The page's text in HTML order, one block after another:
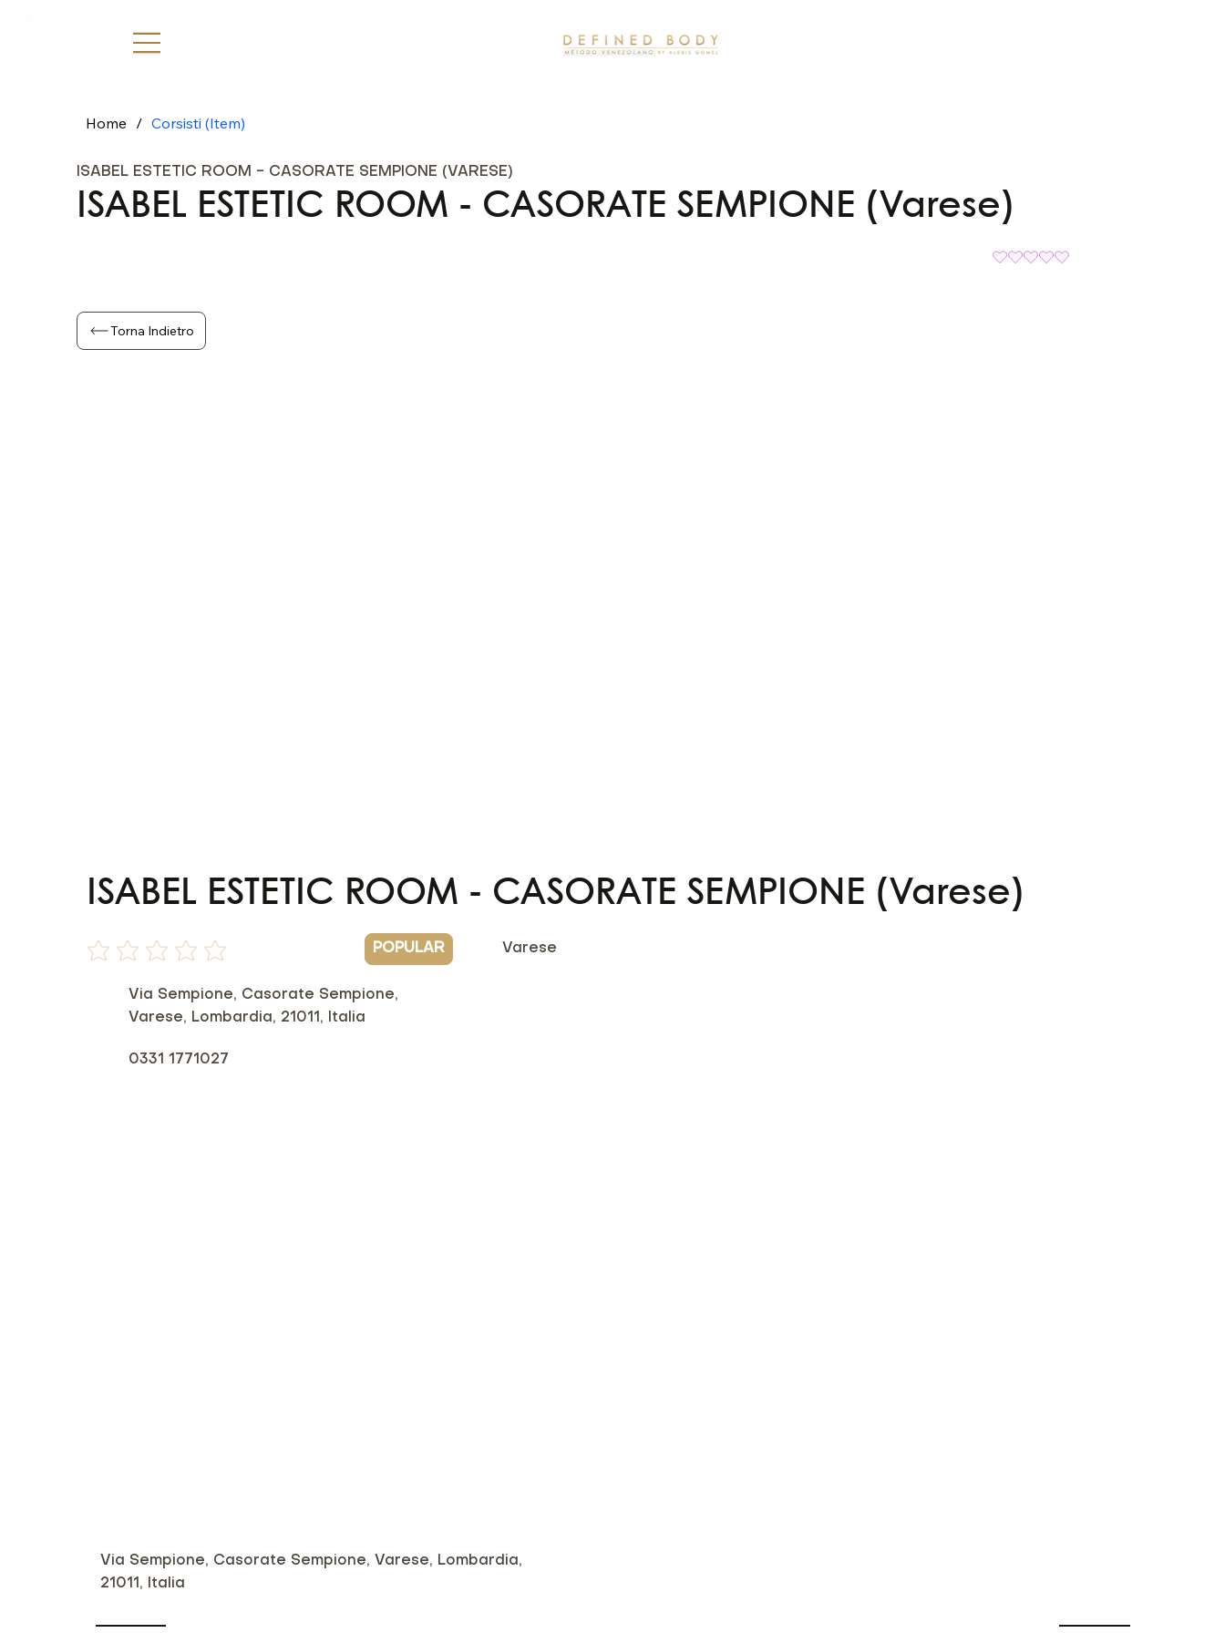
Home / Corsisti (Item)
ISABEL ESTETIC ROOM - CASORATE SEMPIONE (VARESE)
ISABEL ESTETIC ROOM - CASORATE SEMPIONE (Varese)
Torna Indietro
ISABEL ESTETIC ROOM - CASORATE SEMPIONE (Varese)
Non ci sono ancora valutazioni
POPULAR Varese
Via Sempione, Casorate Sempione,
Varese, Lombardia, 21011, Italia
0331 1771027
Via Sempione, Casorate Sempione, Varese, Lombardia,
21011, Italia